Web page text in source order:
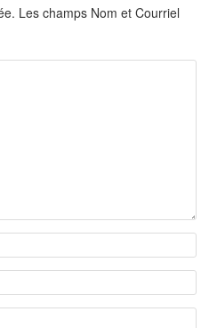
Les champs Nom et Courriel